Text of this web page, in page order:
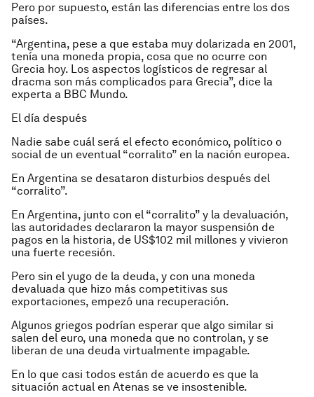
Pero por supuesto, están las diferencias entre los dos
países.
“Argentina, pese a que estaba muy dolarizada en 2001,
tenía una moneda propia, cosa que no ocurre con
Grecia hoy. Los aspectos logísticos de regresar al
dracma son más complicados para Grecia”, dice la
experta a BBC Mundo.
El día después
Nadie sabe cuál será el efecto económico, político o
social de un eventual “corralito” en la nación europea.
En Argentina se desataron disturbios después del
“corralito”.
En Argentina, junto con el “corralito” y la devaluación,
las autoridades declararon la mayor suspensión de
pagos en la historia, de US$102 mil millones y vivieron
una fuerte recesión.
Pero sin el yugo de la deuda, y con una moneda
devaluada que hizo más competitivas sus
exportaciones, empezó una recuperación.
Algunos griegos podrían esperar que algo similar si
salen del euro, una moneda que no controlan, y se
liberan de una deuda virtualmente impagable.
En lo que casi todos están de acuerdo es que la
situación actual en Atenas se ve insostenible.